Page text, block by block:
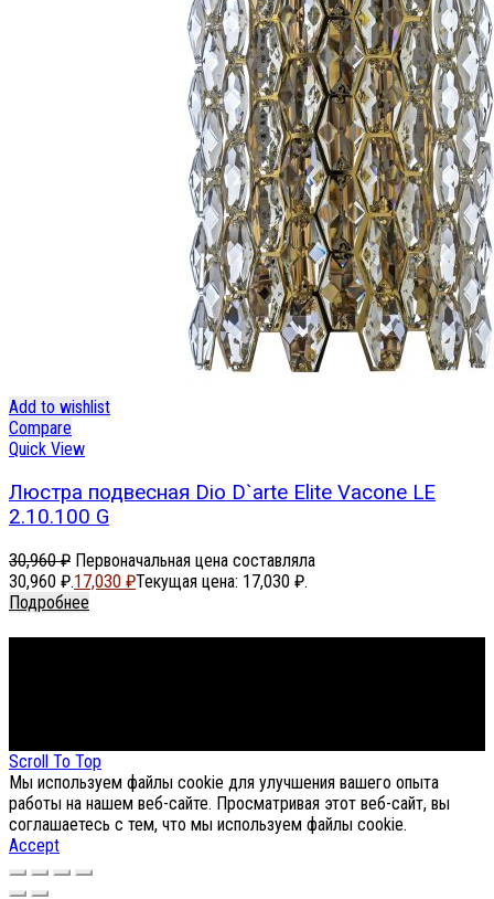
Add to wishlist
Compare
Quick View
Люстра подвесная Dio D`arte Elite Vacone LE
2.10.100 G
30,960₽ Первоначальная цена составляла
30,960 ₽.17,030 ₽Текущая цена: 17,030 ₽.
Подробнее
Scroll To Top
Мы используем файлы cookie для улучшения вашего опыта
работы на нашем веб-сайте. Просматривая этот веб-сайт, вы
соглашаетесь с тем, что мы используем файлы cookie.
Accept